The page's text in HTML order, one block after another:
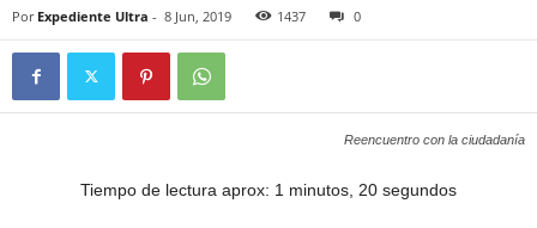
Por Expediente Ultra - 8 Jun, 2019 1437 0
Reencuentro con la ciudadanía
Tiempo de lectura aprox: 1 minutos, 20 segundos